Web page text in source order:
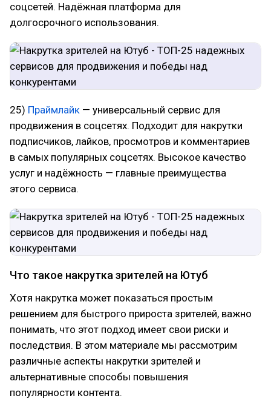
соцсетей. Надёжная платформа для
долгосрочного использования.
25) Праймлайк — универсальный сервис для
продвижения в соцсетях. Подходит для накрутки
подписчиков, лайков, просмотров и комментариев
в самых популярных соцсетях. Высокое качество
услуг и надёжность — главные преимущества
этого сервиса.
Что такое накрутка зрителей на Ютуб
Хотя накрутка может показаться простым
решением для быстрого прироста зрителей, важно
понимать, что этот подход имеет свои риски и
последствия. В этом материале мы рассмотрим
различные аспекты накрутки зрителей и
альтернативные способы повышения
популярности контента.